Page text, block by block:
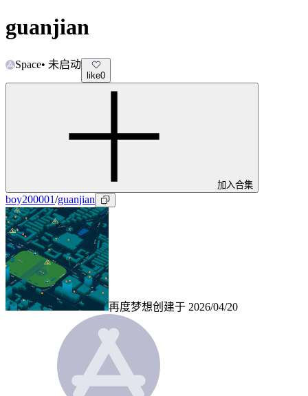
guanjian
Space• 未启动
like0
加入合集
boy200001/guanjian
再度梦想创建于 2026/04/20